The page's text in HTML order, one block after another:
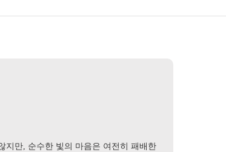
지만, 순수한 빛의 마음은 여전히 ​​패배한